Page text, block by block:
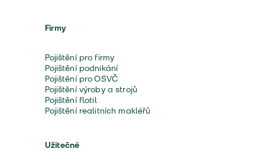
Firmy
Pojištění pro firmy
Pojištění podnikání
Pojištění pro OSVČ
Pojištění výroby a strojů
Pojištění flotil
Pojištění realitních makléřů
Užitečné